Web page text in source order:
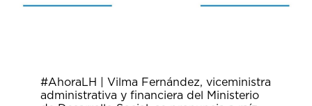
#AhoraLH
| Vilma Fernández, viceministra
administrativa y financiera del Ministerio